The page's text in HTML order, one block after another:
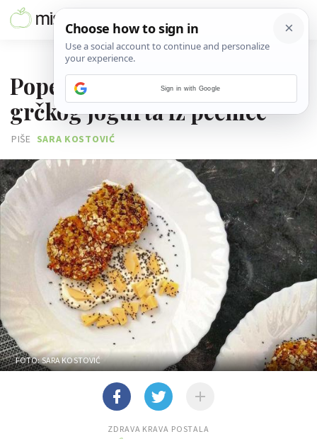
Popečci od kvinoje, mrkve i
grčkog jogurta iz pećnice
PIŠE SARA KOSTOVIĆ
FOTO: SARA KOSTOVIĆ
ZDRAVA KRAVA POSTALA
Sign in with Google